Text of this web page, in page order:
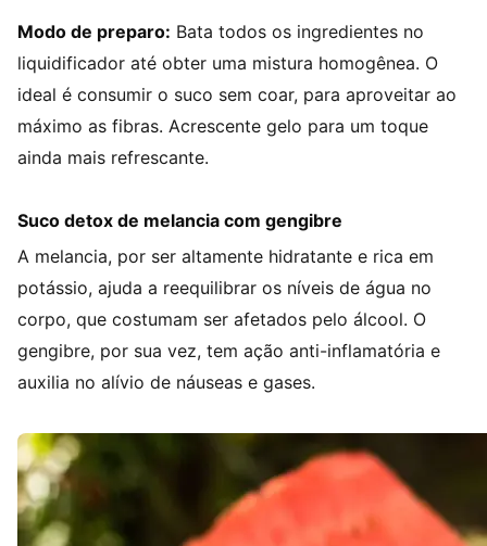
Modo de preparo: Bata todos os ingredientes no
liquidificador até obter uma mistura homogênea. O
ideal é consumir o suco sem coar, para aproveitar ao
máximo as fibras. Acrescente gelo para um toque
ainda mais refrescante.
Suco detox de melancia com gengibre
A melancia, por ser altamente hidratante e rica em
potássio, ajuda a reequilibrar os níveis de água no
corpo, que costumam ser afetados pelo álcool. O
gengibre, por sua vez, tem ação anti-inflamatória e
auxilia no alívio de náuseas e gases.